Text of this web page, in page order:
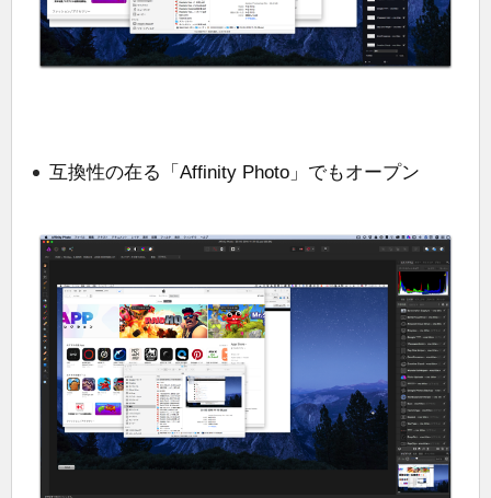
互換性の在る「Affinity Photo」でもオープン